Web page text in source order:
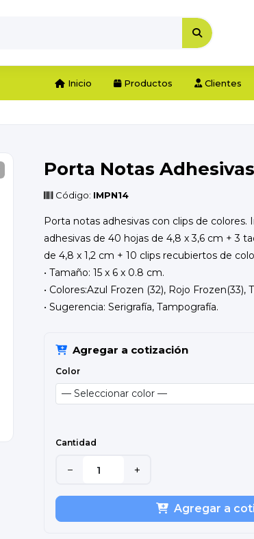
Inicio Productos Clientes
Porta Notas
Código: IMPN14
Porta notas adhesivas con clips de colores.
adhesivas de 40 hojas de 4,8 x 3,6 cm + 3
de 4,8 x 1,2 cm + 10 clips recubiertos de
• Tamaño: 15 x 6 x 0.8 cm.
• Colores:Azul Frozen (32), Rojo Frozen(33),
• Sugerencia: Serigrafía, Tampografía.
Agregar a cotización
Color
Cantidad
− +
Agregar a